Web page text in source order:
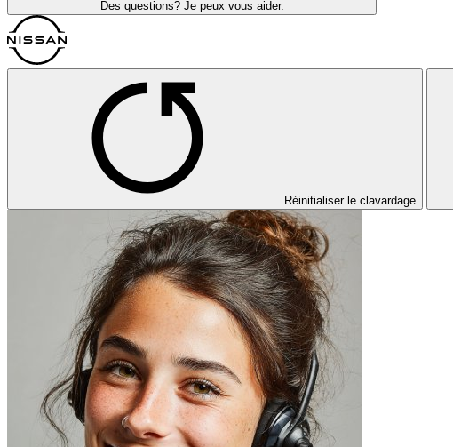
Des questions? Je peux vous aider.
Réinitialiser le clavardage